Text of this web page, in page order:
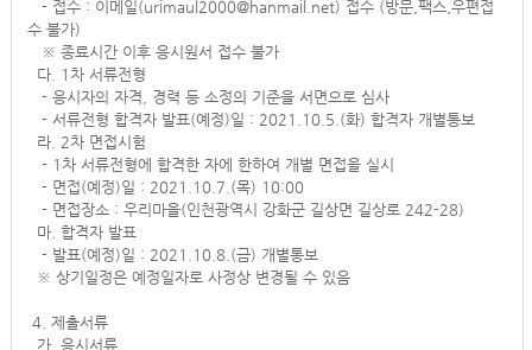
- 접수 : 이메일(urimaul2000@hanmail.net) 접수 (방문,팩스,우편접
수 불가)
※ 종료시간 이후 응시원서 접수 불가
다. 1차 서류전형
- 응시자의 자격, 경력 등 소정의 기준을 서면으로 심사
- 서류전형 합격자 발표(예정)일 : 2021.10.5.(화) 합격자 개별통보
라. 2차 면접시험
- 1차 서류전형에 합격한 자에 한하여 개별 면접을 실시
- 면접(예정)일 : 2021.10.7.(목) 10:00
- 면접장소 : 우리마을(인천광역시 강화군 길상면 길상로 242-28)
마. 합격자 발표
- 발표(예정)일 : 2021.10.8.(금) 개별통보
※ 상기일정은 예정일자로 사정상 변경될 수 있음
4. 제출서류
가. 응시서류